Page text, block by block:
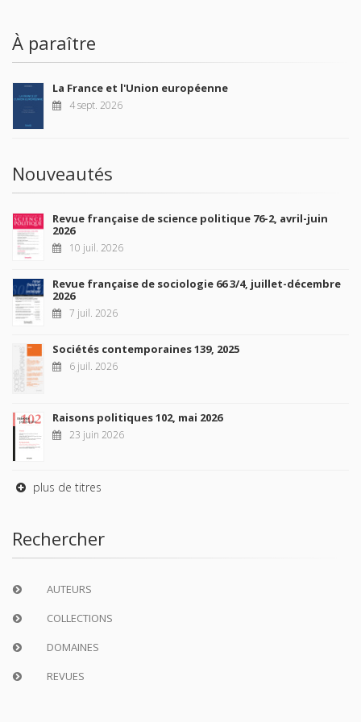
À paraître
La France et l'Union européenne
4 sept. 2026
Nouveautés
Revue française de science politique 76-2, avril-juin
2026
10 juil. 2026
Revue française de sociologie 66 3/4, juillet-décembre
2026
7 juil. 2026
Sociétés contemporaines 139, 2025
6 juil. 2026
Raisons politiques 102, mai 2026
23 juin 2026
plus de titres
Rechercher
AUTEURS
COLLECTIONS
DOMAINES
REVUES